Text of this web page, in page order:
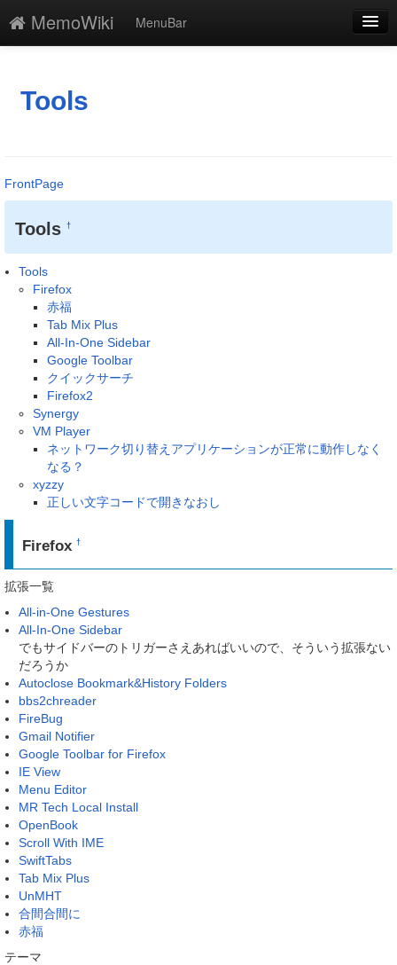
MemoWiki
MenuBar
添付
最終更新
一覧
単語検索
Tools
FrontPage
Tools†
Tools
Firefox
赤福
Tab Mix Plus
All-In-One Sidebar
Google Toolbar
クイックサーチ
Firefox2
Synergy
VM Player
ネットワーク切り替えアプリケーションが正常に動作しなく
なる？
xyzzy
正しい文字コードで開きなおし
Firefox†
拡張一覧
All-in-One Gestures
All-In-One Sidebar
でもサイドバーのトリガーさえあればいいので、そういう拡張ない
だろうか
Autoclose Bookmark&History Folders
bbs2chreader
FireBug
Gmail Notifier
Google Toolbar for Firefox
IE View
Menu Editor
MR Tech Local Install
OpenBook
Scroll With IME
SwiftTabs
Tab Mix Plus
UnMHT
合間合間に
赤福
テーマ